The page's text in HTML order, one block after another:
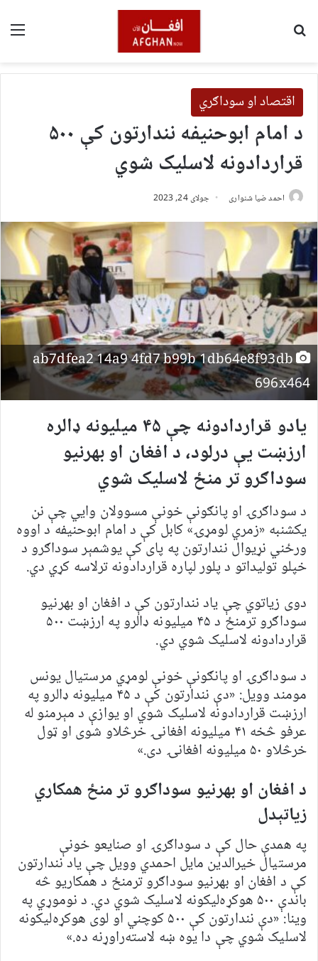
اقتصاد او سوداګري
د امام ابوحنیفه نندارتون کې ۵۰۰
قراردادونه لاسلیک شوي
احمد ضیا شنواری جولای 24, 2023
ab7dfea2 14a9 4fd7 b99b 1db64e8f93db
696x464
یادو قراردادونه چې ۴۵ میلیونه ډالره
ارزښت یې درلود، د افغان او بهرنیو
سوداګرو تر منځ لاسلیک شوي
د سوداګرۍ او پانګونې خونې مسوولان وايي چې نن
یکشنبه «زمري لومړۍ» کابل کې د امام ابوحنیفه د اووه
ورځني نړیوال نندارتون په پای کې یوشمېر سوداګرو د
خپلو تولیداتو د پلور لپاره قراردادونه ترلاسه کړي دي.
دوی زیاتوي چې یاد نندارتون کې د افغان او بهرنیو
سوداګرو ترمنځ د ۴۵ میلیونه ډالرو په ارزښت ۵۰۰
قراردادونه لاسلیک شوي دي.
د سوداګرۍ او پانګونې خونې لومړي مرستیال یونس
مومند وویل: «دې نندارتون کې د ۴۵ میلیونه ډالرو په
ارزښت قراردادونه لاسلیک شوي او یوازې د مېرمنو له
عرفو څخه ۴۱ میلیونه افغانۍ خرڅلاو شوی او ټول
خرڅلاو ۵۰ میلیونه افغانۍ دی.»
د افغان او بهرنیو سوداګرو تر منځ همکاري
زیاتېدل
په همدې حال کې د سوداګرۍ او صنایعو خونې
مرستیال خیرالدین مایل احمدي وویل چې یاد نندارتون
کې د افغان او بهرنیو سوداګرو ترمنځ د همکاریو څه
باندې ۵۰۰ هوکړه‌لیکونه لاسلیک شوي دي. د نوموړي په
وینا: «دې نندارتون کې ۵۰۰ کوچني او لوی هوکړه‌لیکونه
لاسلیک شوي چې دا یوه ښه لاسته‌راوړنه ده.»